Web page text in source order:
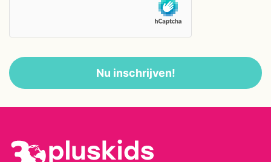
Het dorp met bakker en winkels
ligt op ongeveer 5 minuten
rijden. Op slechts 300 meter
begint natuurgebied De Groote
Heide, een uitgestrekt gebied
met bos, heide en vennen waar
je zo naartoe wandelt voor een
Nu inschrijven!